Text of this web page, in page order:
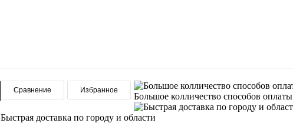
Сравнение Избранное
Большое колличество способов оплаты
Быстрая доставка по городу и области